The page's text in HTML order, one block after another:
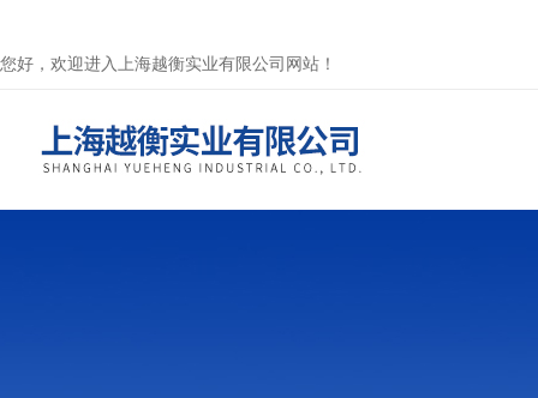
您好，欢迎进入上海越衡实业有限公司网站！